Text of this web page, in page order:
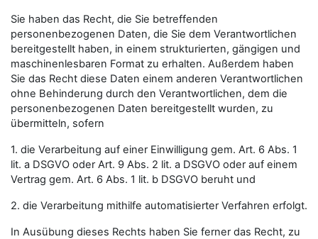
Sie haben das Recht, die Sie betreffenden
personenbezogenen Daten, die Sie dem Verantwortlichen
bereitgestellt haben, in einem strukturierten, gängigen und
maschinenlesbaren Format zu erhalten. Außerdem haben
Sie das Recht diese Daten einem anderen Verantwortlichen
ohne Behinderung durch den Verantwortlichen, dem die
personenbezogenen Daten bereitgestellt wurden, zu
übermitteln, sofern
1. die Verarbeitung auf einer Einwilligung gem. Art. 6 Abs. 1
lit. a DSGVO oder Art. 9 Abs. 2 lit. a DSGVO oder auf einem
Vertrag gem. Art. 6 Abs. 1 lit. b DSGVO beruht und
2. die Verarbeitung mithilfe automatisierter Verfahren erfolgt.
In Ausübung dieses Rechts haben Sie ferner das Recht, zu